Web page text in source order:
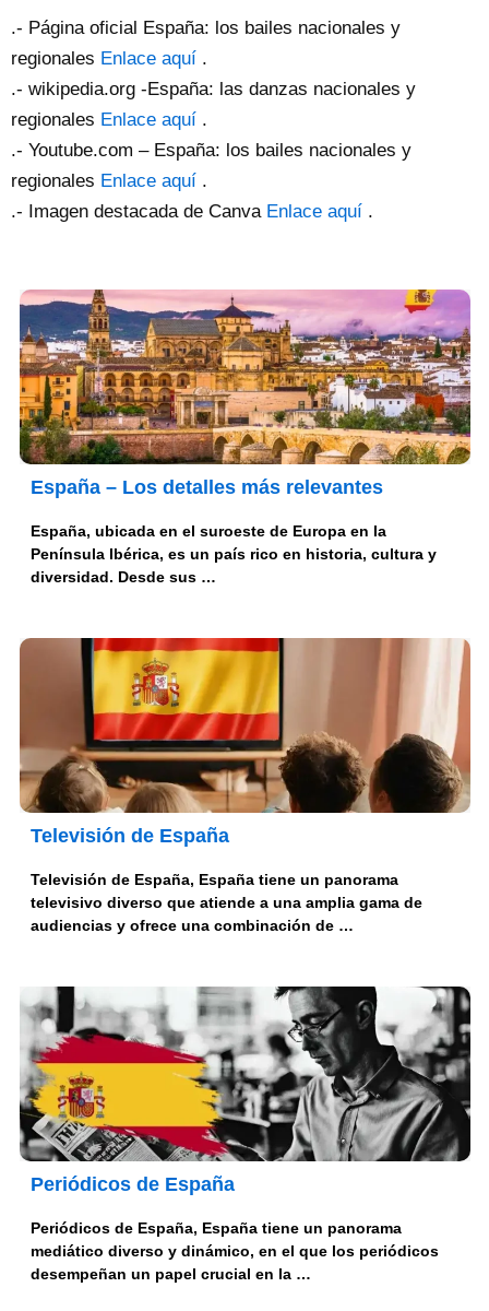
.- Página oficial España: los bailes nacionales y
regionales Enlace aquí .
.- wikipedia.org -España: las danzas nacionales y
regionales Enlace aquí .
.- Youtube.com – España: los bailes nacionales y
regionales Enlace aquí .
.- Imagen destacada de Canva Enlace aquí .
España – Los detalles más relevantes
España, ubicada en el suroeste de Europa en la
Península Ibérica, es un país rico en historia, cultura y
diversidad. Desde sus …
Televisión de España
Televisión de España, España tiene un panorama
televisivo diverso que atiende a una amplia gama de
audiencias y ofrece una combinación de …
Periódicos de España
Periódicos de España, España tiene un panorama
mediático diverso y dinámico, en el que los periódicos
desempeñan un papel crucial en la …